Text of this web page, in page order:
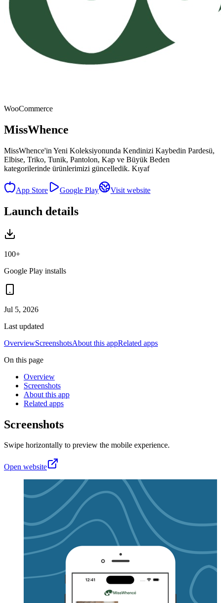
WooCommerce
MissWhence
MissWhence'in Yeni Koleksiyonunda Kendinizi Kaybedin Pardesü,
Elbise, Triko, Tunik, Pantolon, Kap ve Büyük Beden
kategorilerinde ürünlerimizi güncelledik. Kıyaf
App Store Google Play Visit website
Launch details
100+
Google Play installs
Jul 5, 2026
Last updated
OverviewScreenshotsAbout this appRelated apps
On this page
Overview
Screenshots
About this app
Related apps
Screenshots
Swipe horizontally to preview the mobile experience.
Open website